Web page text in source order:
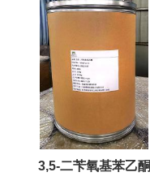
3,5-二苄氧基苯乙酮